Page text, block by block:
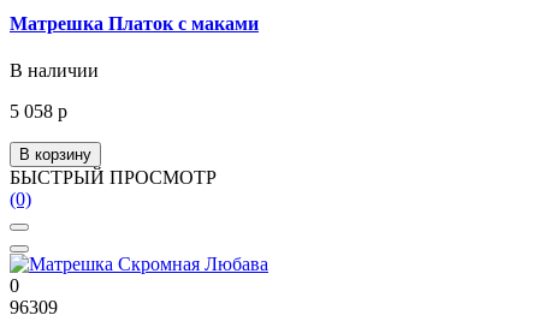
Матрешка Платок с маками
В наличии
5 058 р
В корзину
БЫСТРЫЙ ПРОСМОТР
(0)
0
96309